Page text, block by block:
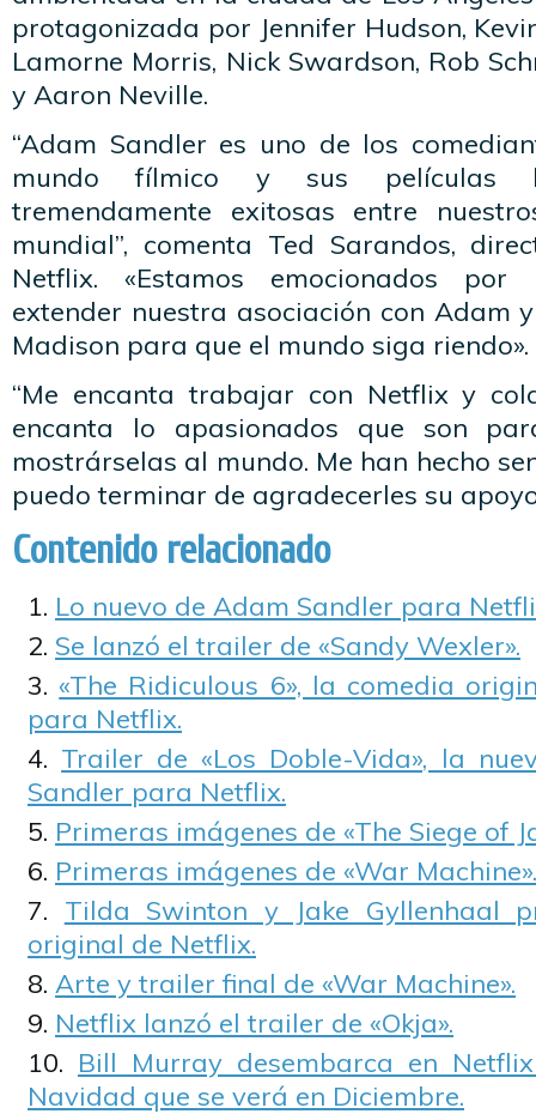
protagonizada por Jennifer Hudson,
Lamorne Morris, Nick Swardson, Rob
y Aaron Neville.
“Adam Sandler es uno de los
mundo fílmico y sus películas
tremendamente exitosas entre
mundial”, comenta Ted Sarandos,
Netflix. «Estamos emocionados
extender nuestra asociación con Adam
Madison para que el mundo siga riendo».
“Me encanta trabajar con Netflix y
encanta lo apasionados que son
mostrárselas al mundo. Me han hecho
puedo terminar de agradecerles su
Contenido relacionado
Lo nuevo de Adam Sandler para
Se lanzó el trailer de «Sandy Wexler».
«The Ridiculous 6», la comedia
para Netflix.
Trailer de «Los Doble-Vida», la
Sandler para Netflix.
Primeras imágenes de «The Siege of
Primeras imágenes de «War Machine».
Tilda Swinton y Jake Gyllenhaal
original de Netflix.
Arte y trailer final de «War Machine».
Netflix lanzó el trailer de «Okja».
Bill Murray desembarca en
Navidad que se verá en Diciembre.